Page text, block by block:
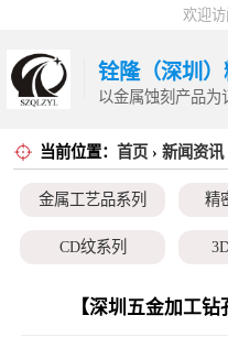
欢迎访
铨隆（深圳
以金属蚀刻产品为
当前位置： 首页 › 新闻资讯
金属工艺品系列 精
CD纹系列
超薄垫片系列 磁
【深圳五金加工
金属工艺品系列
精密码盘系列
CD纹系列